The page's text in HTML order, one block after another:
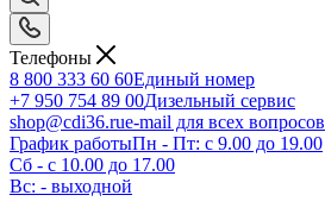
Телефоны
8 800 333 60 60Единый номер
+7 950 754 89 00Дизельный сервис
shop@cdi36.rue-mail для всех вопросов
График работыПн - Пт: с 9.00 до 19.00
Сб - с 10.00 до 17.00
Вс: - выходной